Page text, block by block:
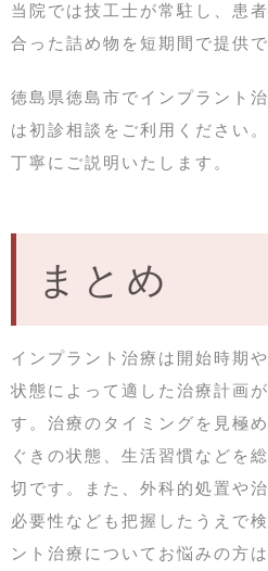
当院では技工士が常駐し、患
合った詰め物を短期間で提供
徳島県徳島市でインプラント
は初診相談をご利用ください
丁寧にご説明いたします。
まとめ
インプラント治療は開始時期
状態によって適した治療計画
す。治療のタイミングを見極
ぐきの状態、生活習慣などを
切です。また、外科的処置や
必要性なども把握したうえで
ント治療についてお悩みの方